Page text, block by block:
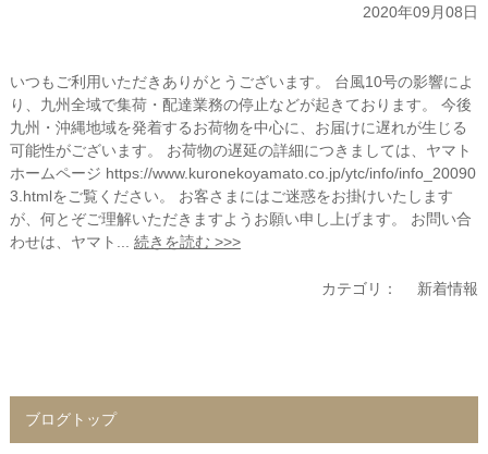
2020年09月08日
いつもご利用いただきありがとうございます。 台風10号の影響によ
り、九州全域で集荷・配達業務の停止などが起きております。 今後
九州・沖縄地域を発着するお荷物を中心に、お届けに遅れが生じる
可能性がございます。 お荷物の遅延の詳細につきましては、ヤマト
ホームページ https://www.kuronekoyamato.co.jp/ytc/info/info_20090
3.htmlをご覧ください。 お客さまにはご迷惑をお掛けいたします
が、何とぞご理解いただきますようお願い申し上げます。 お問い合
わせは、ヤマト... 続きを読む >>>
カテゴリ： 新着情報
ブログトップ